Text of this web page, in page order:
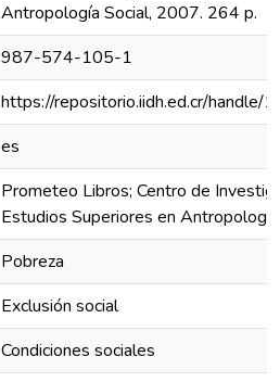
Antropología Social, 2007. 264 p.
987-574-105-1
https://repositorio.iidh.ed.cr/
es
Prometeo Libros; Centro de
Estudios Superiores en
Pobreza
Exclusión social
Condiciones sociales